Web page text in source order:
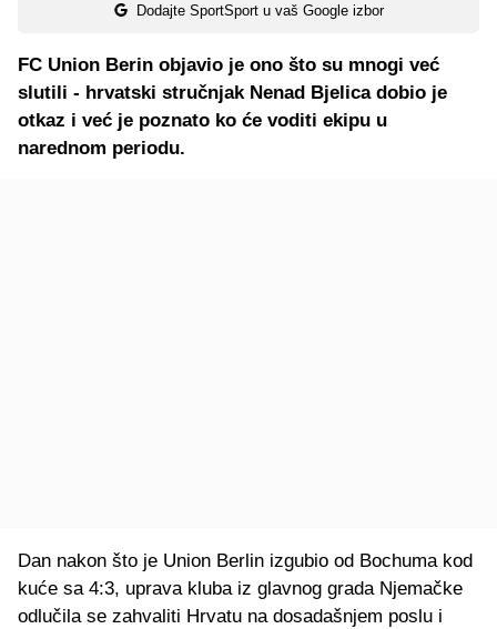
Dodajte SportSport u vaš Google izbor
FC Union Berin objavio je ono što su mnogi već
slutili - hrvatski stručnjak Nenad Bjelica dobio je
otkaz i već je poznato ko će voditi ekipu u
narednom periodu.
Dan nakon što je Union Berlin izgubio od Bochuma kod
kuće sa 4:3, uprava kluba iz glavnog grada Njemačke
odlučila se zahvaliti Hrvatu na dosadašnjem poslu i